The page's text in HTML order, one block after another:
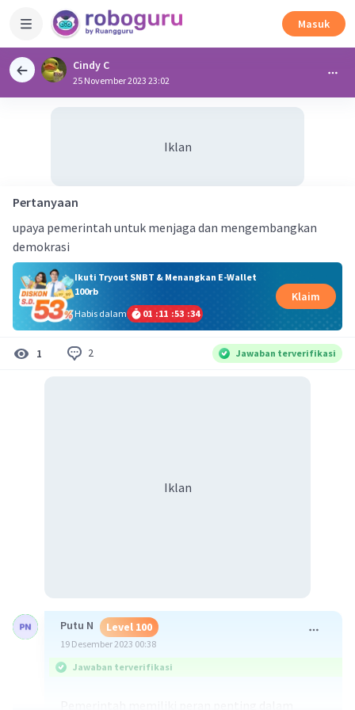
Masuk
Cindy C
25 November 2023 23:02
Iklan
Pertanyaan
upaya pemerintah untuk menjaga dan mengembangkan
demokrasi
Ikuti Tryout SNBT & Menangkan E-Wallet
100rb
Habis dalam
01 :11 :53 :34
Klaim
1 2 Jawaban terverifikasi
Iklan
Putu N Level 100
19 Desember 2023 00:38
Jawaban terverifikasi